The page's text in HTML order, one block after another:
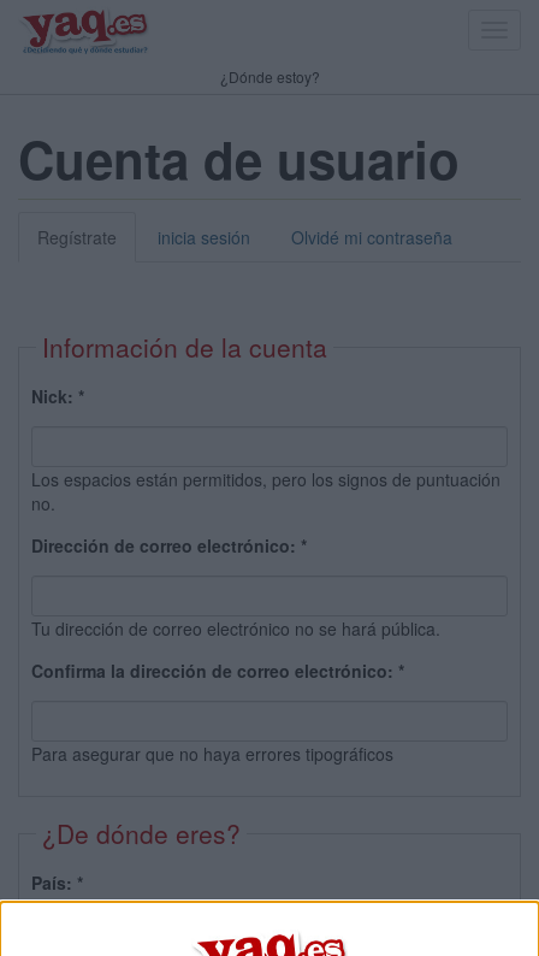
¿Dónde estoy?
Cuenta de usuario
Regístrate inicia sesión Olvidé mi contraseña
Información de la cuenta
Nick: *
Los espacios están permitidos, pero los signos de puntuación
no.
Dirección de correo electrónico: *
Tu dirección de correo electrónico no se hará pública.
Confirma la dirección de correo electrónico: *
Para asegurar que no haya errores tipográficos
¿De dónde eres?
País: *